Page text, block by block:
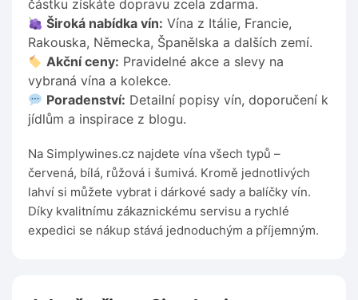
částku získáte dopravu zcela zdarma.
Široká nabídka vín: Vína z Itálie, Francie,
Rakouska, Německa, Španělska a dalších zemí.
Akční ceny: Pravidelné akce a slevy na
vybraná vína a kolekce.
Poradenství: Detailní popisy vín, doporučení k
jídlům a inspirace z blogu.
Na Simplywines.cz najdete vína všech typů –
červená, bílá, růžová i šumivá. Kromě jednotlivých
lahví si můžete vybrat i dárkové sady a balíčky vín.
Díky kvalitnímu zákaznickému servisu a rychlé
expedici se nákup stává jednoduchým a příjemným.